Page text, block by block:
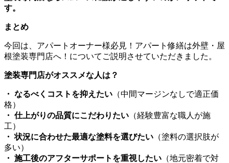
す。
まとめ
今回は、 アパートオーナー様必見！アパート修繕は外壁・屋
根塗装専門店へ！ についてご説明させていただきました。
塗装専門店がオススメな人は？
・ なるべくコストを抑えたい （中間マージンなしで適正価
格）
・ 仕上がりの品質にこだわりたい （経験豊富な職人が施
工）
・ 状況に合わせた最適な塗料を選びたい （塗料の選択肢が
多い）
・ 施工後のアフターサポートを重視したい （地元密着で対